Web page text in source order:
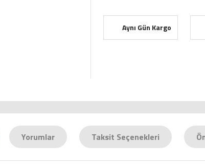
Aynı Gün Kargo
Yorumlar Taksit Seçenekleri